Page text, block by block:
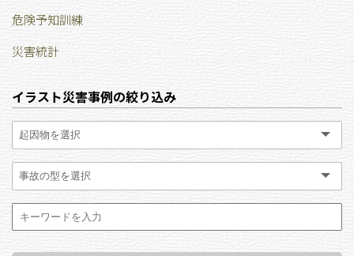
危険予知訓練
災害統計
イラスト災害事例の絞り込み